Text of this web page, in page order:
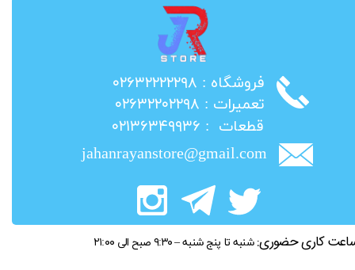
​فروشگاه : ۰۲۶۳۲۲۲۲۲۹۸
​تعمیرات : ۰۲۶۳۲۲۰۲۲۹۸
​قطعات : ۰۲۱۳۶۳۴۹۹۳۶
jahanrayanstore@gmail.com
کاری حضوری: شنبه تا پنج شنبه – ۹:۳۰ صبح الی ۲۱:۰۰